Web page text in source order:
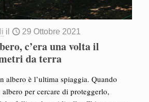
il 29 Ottobre 2021
c’era una volta il
da terra
albero è l’ultima spiaggia. Quando
per cercare di proteggerlo,